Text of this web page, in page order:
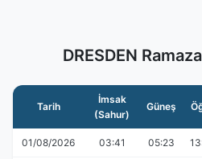
DRESDEN
Tarih
İmsak
(Sahur)
Güneş
01/08/2026 03:41 05:23